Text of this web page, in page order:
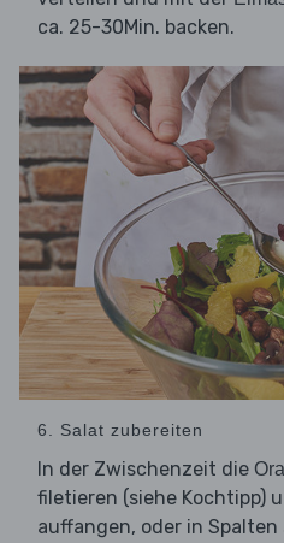
ca. 25-30Min. backen.
6. Salat zubereiten
In der Zwischenzeit die
filetieren (siehe Kochtipp)
auffangen, oder in Spalten